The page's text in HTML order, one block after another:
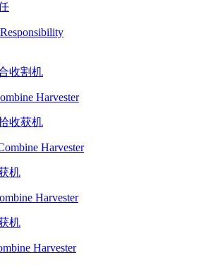
收割机
Harvester
收获机
Harvester
机
Harvester
机
Harvester